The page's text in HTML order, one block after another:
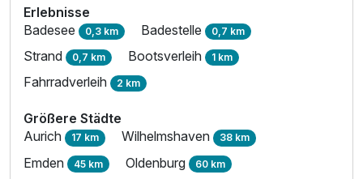
Ausstattung
Für 3 Tage p.P. ab
Erlebnisse
Badesee 0,3 km Badestelle 0,7 km
Strand 0,7 km Bootsverleih 1 km
Fahrradverleih 2 km
Größere Städte
Aurich 17 km Wilhelmshaven 38 km
Emden 45 km Oldenburg 60 km